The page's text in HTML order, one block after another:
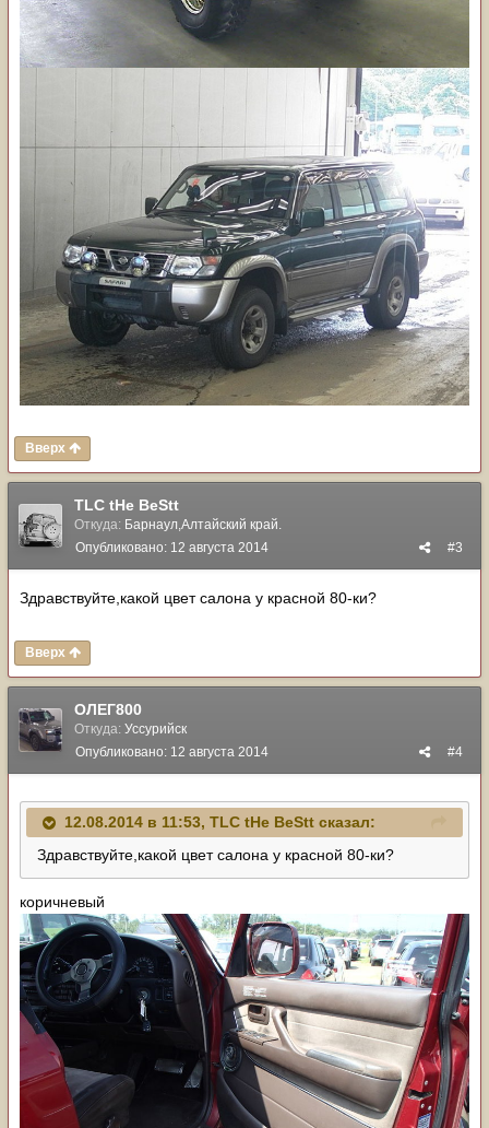
Вверх
TLC tHe BeStt
Откуда: Барнаул,Алтайский край.
#3
Опубликовано: 12 августа 2014
Здравствуйте,какой цвет салона у красной 80-ки?
Вверх
ОЛЕГ800
Откуда: Уссурийск
#4
Опубликовано: 12 августа 2014
12.08.2014 в 11:53, TLC tHe BeStt сказал:
Здравствуйте,какой цвет салона у красной 80-ки?
коричневый